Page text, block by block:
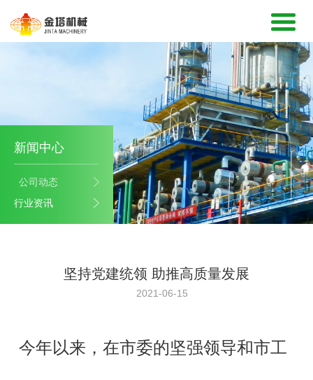
新闻中心
公司动态
行业资讯
坚持党建统领 助推高质量发展
2021-06-15
今年以来，在市委的坚强领导和市工